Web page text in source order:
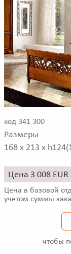
код 341 300
Размеры
168 x 213 x
Цена 3 008 EUR
Цена в базовой
учетом суммы
чтобы